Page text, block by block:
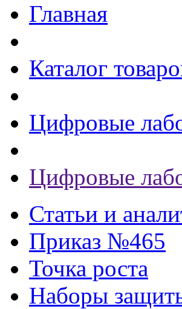
Главная
Каталог
Цифровые
Цифровые
Статьи и
Приказ №465
Точка роста
Наборы